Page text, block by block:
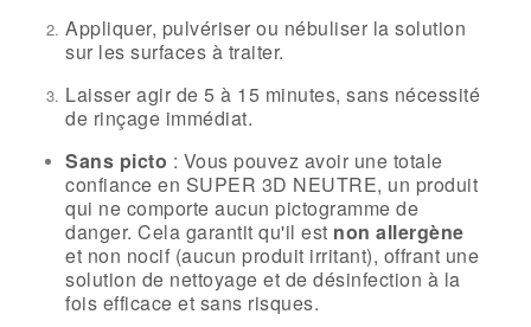
Appliquer, pulvériser ou nébuliser la solution
sur les surfaces à traiter.
Laisser agir de 5 à 15 minutes, sans nécessité
de rinçage immédiat.
Sans picto : Vous pouvez avoir une totale
confiance en SUPER 3D NEUTRE, un produit
qui ne comporte aucun pictogramme de
danger. Cela garantit qu'il est non allergène
et non nocif (aucun produit irritant), offrant une
solution de nettoyage et de désinfection à la
fois efficace et sans risques.